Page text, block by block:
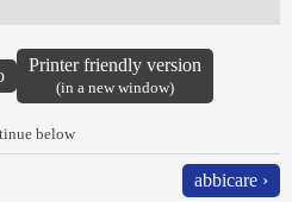
Printer friendly version
(in a new window)
below
abbicare ›